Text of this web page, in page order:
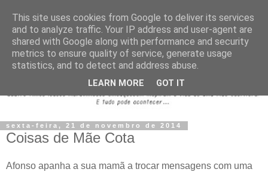
sexta-feira, 21 de novembro de 2014
Coisas de Mãe Cota
Afonso apanha a sua mamã a trocar mensagens com uma
This site uses cookies from Google to deliver its services
and to analyze traffic. Your IP address and user-agent are
shared with Google along with performance and security
metrics to ensure quality of service, generate usage
statistics, and to detect and address abuse.
LEARN MORE GOT IT